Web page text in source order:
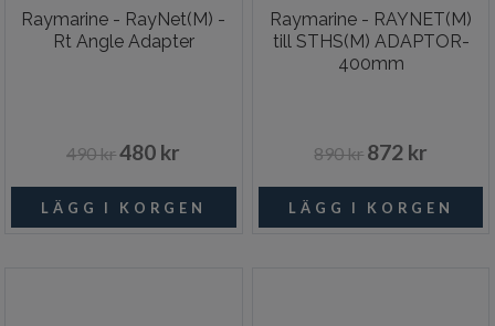
Raymarine - RayNet(M) -
Rt Angle Adapter
490 kr480 kr
Raymarine - RAYNET(M)
till STHS(M) ADAPTOR-
400mm
890 kr 872 kr